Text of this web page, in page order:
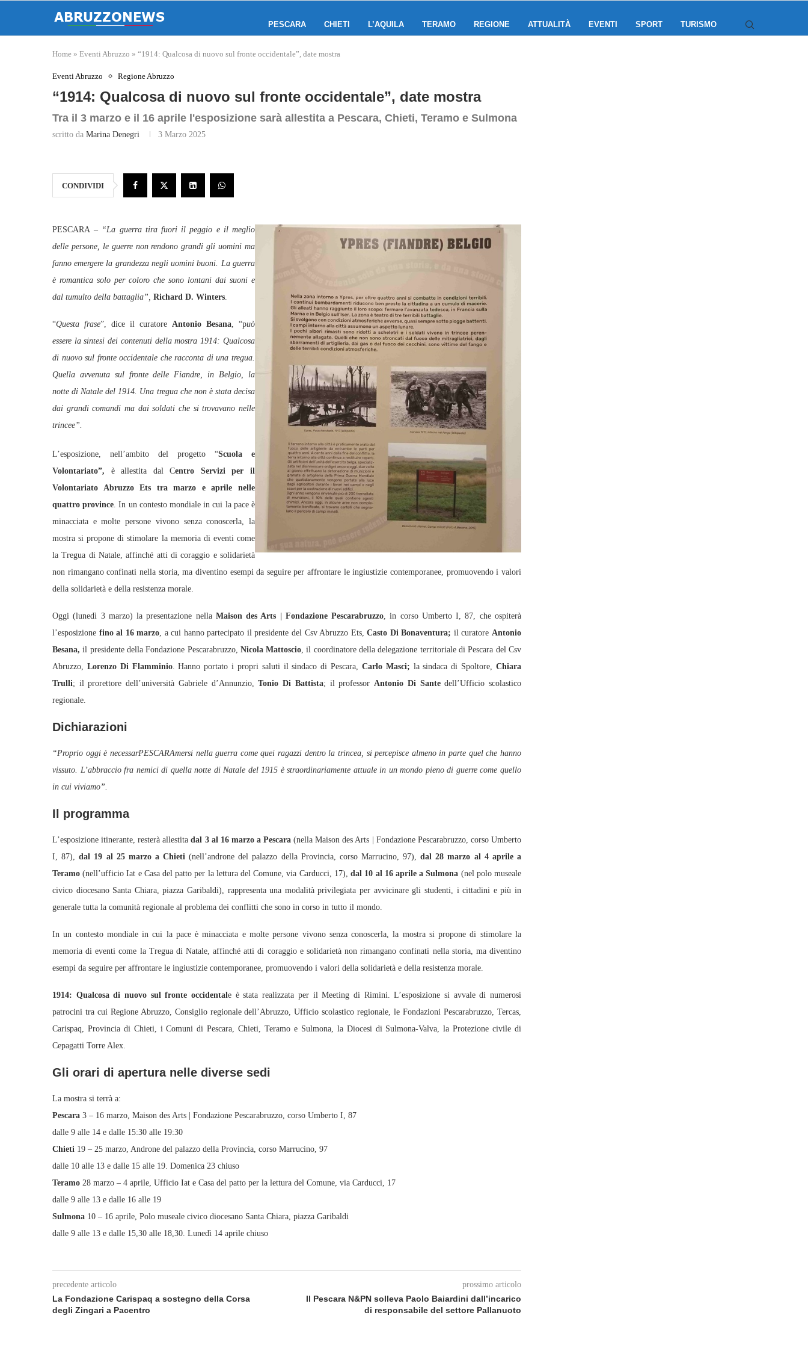
PESCARA CHIETI L’AQUILA TERAMO REGIONE ATTUALITÀ EVENTI SPORT TURISMO
Home » Eventi Abruzzo » “1914: Qualcosa di nuovo sul fronte occidentale”, date mostra
Eventi Abruzzo Regione Abruzzo
“1914: Qualcosa di nuovo sul fronte occidentale”, date mostra
Tra il 3 marzo e il 16 aprile l'esposizione sarà allestita a Pescara, Chieti, Teramo e Sulmona
scritto da Marina Denegri 3 Marzo 2025
CONDIVIDI
PESCARA – “La guerra tira fuori il peggio e il meglio
delle persone, le guerre non rendono grandi gli uomini ma
fanno emergere la grandezza negli uomini buoni. La guerra
è romantica solo per coloro che sono lontani dai suoni e
dal tumulto della battaglia”, Richard D. Winters.
“Questa frase”, dice il curatore Antonio Besana, “può
essere la sintesi dei contenuti della mostra 1914: Qualcosa
di nuovo sul fronte occidentale che racconta di una tregua.
Quella avvenuta sul fronte delle Fiandre, in Belgio, la
notte di Natale del 1914. Una tregua che non è stata decisa
dai grandi comandi ma dai soldati che si trovavano nelle
trincee”.
L’esposizione, nell’ambito del progetto “Scuola e
Volontariato”, è allestita dal Centro Servizi per il
Volontariato Abruzzo Ets tra marzo e aprile
nelle
quattro province. In un contesto mondiale in cui la pace è
minacciata e molte persone vivono senza conoscerla, la
mostra si propone di stimolare la memoria di eventi come
la Tregua di Natale, affinché atti di coraggio e solidarietà
non rimangano confinati nella storia, ma diventino esempi da seguire per affrontare le ingiustizie contemporanee, promuovendo i valori
della solidarietà e della resistenza morale.
Oggi (lunedì 3 marzo) la presentazione nella Maison des Arts | Fondazione Pescarabruzzo, in corso Umberto I, 87, che ospiterà
l’esposizione fino al 16 marzo, a cui hanno partecipato il presidente del Csv Abruzzo Ets,Casto Di Bonaventura; il curatoreAntonio
Besana, il presidente della Fondazione Pescarabruzzo, Nicola Mattoscio, il coordinatore della delegazione territoriale di Pescara del Csv
Abruzzo, Lorenzo Di Flamminio. Hanno portato i propri saluti il sindaco di Pescara, Carlo Masci; la sindaca di Spoltore,Chiara
Trulli; il prorettore dell’università Gabriele d’Annunzio,Tonio Di Battista; il professorAntonio Di Santedell’Ufficio scolastico
regionale.
Dichiarazioni
“Proprio oggi è necessarPESCARAmersi nella guerra come quei ragazzi dentro la trincea, si percepisce almeno in parte quel che hanno
vissuto. L’abbraccio fra nemici di quella notte di Natale del 1915 è straordinariamente attuale in un mondo pieno di guerre come quello
in cui viviamo”.
Il programma
L’esposizione itinerante, resterà allestita dal 3 al 16 marzo a Pescara (nella Maison des Arts | Fondazione Pescarabruzzo, corso Umberto
I, 87),dal 19 al 25 marzo a Chieti (nell’androne del palazzo della Provincia, corso Marrucino, 97),dal 28 marzo al 4 aprile a
Teramo (nell’ufficio Iat e Casa del patto per la lettura del Comune, via Carducci, 17),dal 10 al 16 aprile a Sulmona (nel polo museale
civico diocesano Santa Chiara, piazza Garibaldi), rappresenta una modalità privilegiata per avvicinare gli studenti, i cittadini e più in
generale tutta la comunità regionale al problema dei conflitti che sono in corso in tutto il mondo.
In un contesto mondiale in cui la pace è minacciata e molte persone vivono senza conoscerla, la mostra si propone di stimolare la
memoria di eventi come la Tregua di Natale, affinché atti di coraggio e solidarietà non rimangano confinati nella storia, ma diventino
esempi da seguire per affrontare le ingiustizie contemporanee, promuovendo i valori della solidarietà e della resistenza morale.
1914: Qualcosa di nuovo sul fronte occidentale è stata realizzata per il Meeting di Rimini. L’esposizione si avvale di numerosi
patrocini tra cui Regione Abruzzo, Consiglio regionale dell’Abruzzo, Ufficio scolastico regionale, le Fondazioni Pescarabruzzo, Tercas,
Carispaq, Provincia di Chieti, i Comuni di Pescara, Chieti, Teramo e Sulmona, la Diocesi di Sulmona-Valva, la Protezione civile di
Cepagatti Torre Alex.
Gli orari di apertura nelle diverse sedi
La mostra si terrà a:
Pescara 3 – 16 marzo, Maison des Arts | Fondazione Pescarabruzzo, corso Umberto I, 87
dalle 9 alle 14 e dalle 15:30 alle 19:30
Chieti 19 – 25 marzo, Androne del palazzo della Provincia, corso Marrucino, 97
dalle 10 alle 13 e dalle 15 alle 19. Domenica 23 chiuso
Teramo 28 marzo – 4 aprile, Ufficio Iat e Casa del patto per la lettura del Comune, via Carducci, 17
dalle 9 alle 13 e dalle 16 alle 19
Sulmona 10 – 16 aprile, Polo museale civico diocesano Santa Chiara, piazza Garibaldi
dalle 9 alle 13 e dalle 15,30 alle 18,30. Lunedì 14 aprile chiuso
precedente articolo
La Fondazione Carispaq a sostegno della Corsa
degli Zingari a Pacentro
prossimo articolo
Il Pescara N&PN solleva Paolo Baiardini dall’incarico
di responsabile del settore Pallanuoto